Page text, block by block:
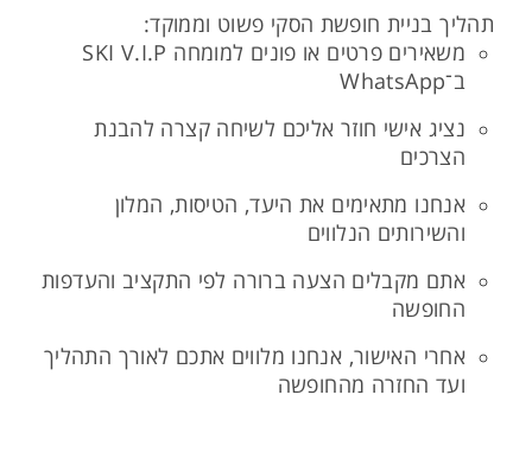
תהליך בניית חופשת הסקי פשוט וממוקד:
משאירים פרטים או פונים למומחה SKI V.I.P
ב־WhatsApp
נציג אישי חוזר אליכם לשיחה קצרה להבנת
הצרכים
אנחנו מתאימים את היעד, הטיסות, המלון
והשירותים הנלווים
אתם מקבלים הצעה ברורה לפי התקציב והעדפות
החופשה
אחרי האישור, אנחנו מלווים אתכם לאורך התהליך
ועד החזרה מהחופשה